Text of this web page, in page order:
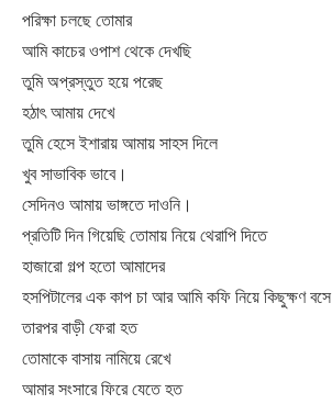
পরিক্ষা চলছে তোমার
আমি কাচের ওপাশ থেকে দেখছি
তুমি অপ্রস্তুত হয়ে পরেছ
হঠাৎ আমায় দেখে
তুমি হেসে ইশারায় আমায় সাহস দিলে
খুব সাভাবিক ভাবে।
সেদিনও আমায় ভাঙ্গতে দাওনি।
প্রতিটি দিন গিয়েছি তোমায় নিয়ে থেরাপি দিতে
হাজারো গল্প হতো আমাদের
হসপিটালের এক কাপ চা আর আমি কফি নিয়ে কিছুক্ষণ বসে
তারপর বাড়ী ফেরা হত
তোমাকে বাসায় নামিয়ে রেখে
আমার সংসারে ফিরে যেতে হত